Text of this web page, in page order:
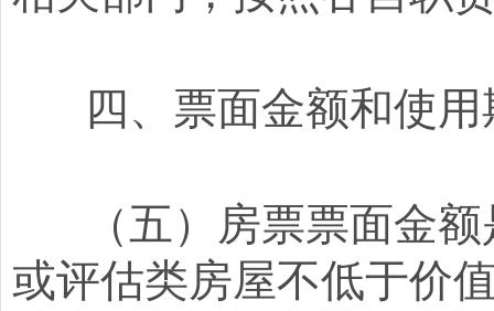
四、票面金额和使用
（五）房票票面金额
或评估类房屋不低于价